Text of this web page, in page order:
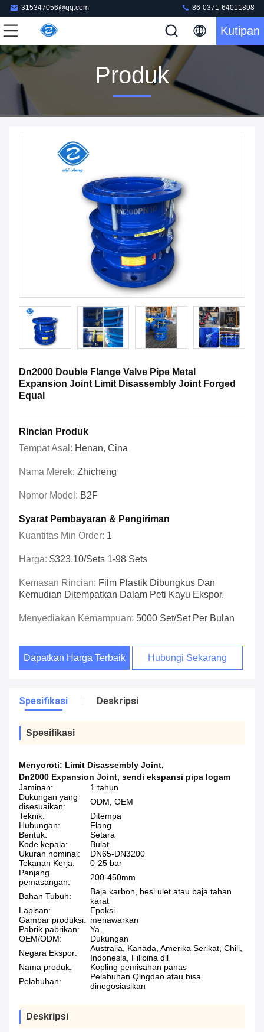
315347056@qq.com 86-0371-64011898
Kutipan
Produk
Dn2000 Double Flange Valve Pipe Metal
Expansion Joint Limit Disassembly Joint Forged
Equal
Rincian Produk
Tempat Asal: Henan, Cina
Nama Merek: Zhicheng
Nomor Model: B2F
Syarat Pembayaran & Pengiriman
Kuantitas Min Order: 1
Harga: $323.10/sets 1-98 Sets
Kemasan Rincian: Film Plastik Dibungkus Dan
Kemudian Ditempatkan Dalam Peti Kayu Ekspor.
Menyediakan Kemampuan: 5000 Set/set Per Bulan
Dapatkan Harga Terbaik Hubungi Sekarang
Spesifikasi Deskripsi
Spesifikasi
Menyoroti: Limit Disassembly Joint,
Dn2000 Expansion Joint, sendi ekspansi pipa logam
Jaminan:
1 tahun
Dukungan yang
disesuaikan:
ODM, OEM
Teknik:
Ditempa
Hubungan:
Flang
Bentuk:
Setara
Kode kepala:
Bulat
Ukuran nominal:
DN65-DN3200
Tekanan Kerja:
0-25 bar
Panjang
pemasangan:
200-450mm
Bahan Tubuh:
Baja karbon, besi ulet atau baja tahan
karat
Lapisan:
Epoksi
Gambar produksi: menawarkan
Pabrik pabrikan:
Ya.
OEM/ODM:
Dukungan
Negara Ekspor:
Australia, Kanada, Amerika Serikat, Chili,
Indonesia, Filipina dll
Nama produk:
Kopling pemisahan panas
Pelabuhan:
Pelabuhan Qingdao atau bisa
dinegosiasikan
Deskripsi